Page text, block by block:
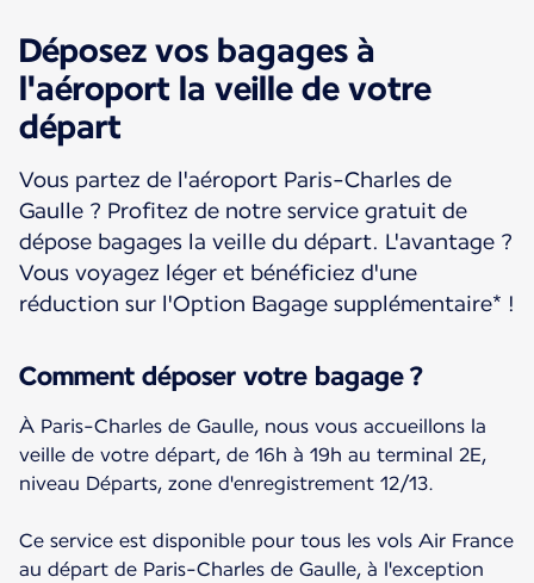
Déposez vos bagages à
l'aéroport la veille de votre
départ
Vous partez de l'aéroport Paris-Charles de
Gaulle ? Profitez de notre service gratuit de
dépose bagages la veille du départ. L'avantage ?
Vous voyagez léger et bénéficiez d'une
réduction sur l'Option Bagage supplémentaire* !
Comment déposer votre bagage ?
À Paris-Charles de Gaulle, nous vous accueillons la
veille de votre départ, de 16h à 19h au terminal 2E,
niveau Départs, zone d'enregistrement 12/13.
Ce service est disponible pour tous les vols Air France
au départ de Paris-Charles de Gaulle, à l'exception